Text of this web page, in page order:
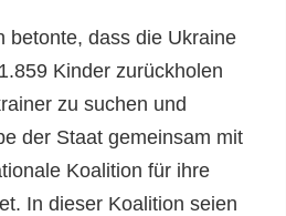
betonte, dass die Ukraine
Kinder zurückholen
zu suchen und
der Staat gemeinsam mit
Koalition für ihre
In dieser Koalition seien